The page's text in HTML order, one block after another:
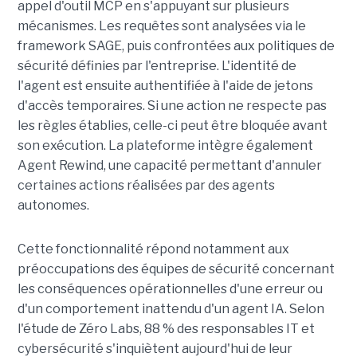
appel d'outil MCP en s'appuyant sur plusieurs
mécanismes. Les requêtes sont analysées via le
framework SAGE, puis confrontées aux politiques de
sécurité définies par l'entreprise. L'identité de
l'agent est ensuite authentifiée à l'aide de jetons
d'accès temporaires. Si une action ne respecte pas
les règles établies, celle-ci peut être bloquée avant
son exécution. La plateforme intègre également
Agent Rewind, une capacité permettant d'annuler
certaines actions réalisées par des agents
autonomes.
Cette fonctionnalité répond notamment aux
préoccupations des équipes de sécurité concernant
les conséquences opérationnelles d'une erreur ou
d'un comportement inattendu d'un agent IA. Selon
l'étude de Zéro Labs, 88 % des responsables IT et
cybersécurité s'inquiètent aujourd'hui de leur